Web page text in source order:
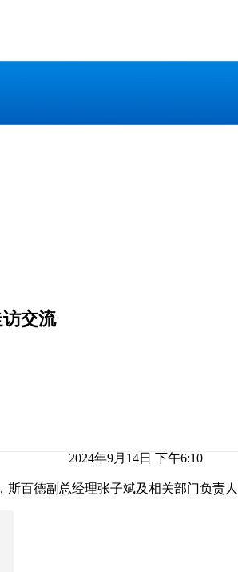
交流
2024年9月14日 下午6:10
百德副总经理张子斌及相关部门负责人